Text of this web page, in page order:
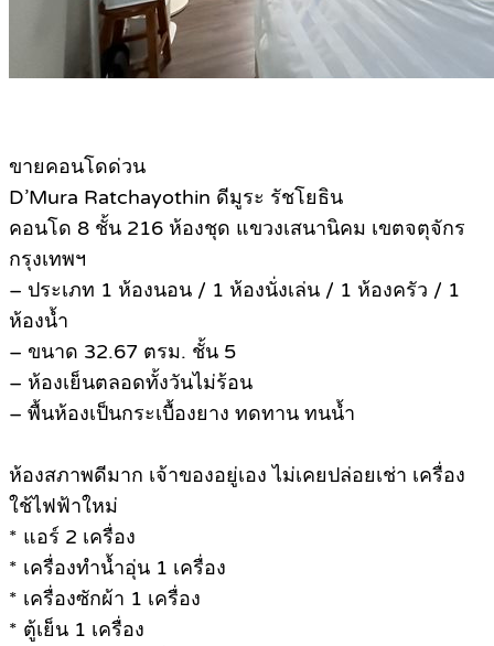
ขายคอนโดด่วน
D’Mura Ratchayothin ดีมูระ รัชโยธิน
คอนโด 8 ชั้น 216 ห้องชุด แขวงเสนานิคม เขตจตุจักร
กรุงเทพฯ
– ประเภท 1 ห้องนอน / 1 ห้องนั่งเล่น / 1 ห้องครัว / 1
ห้องน้ำ
– ขนาด 32.67 ตรม. ชั้น 5
– ห้องเย็นตลอดทั้งวันไม่ร้อน
– พื้นห้องเป็นกระเบื้องยาง ทดทาน ทนน้ำ
ห้องสภาพดีมาก เจ้าของอยู่เอง ไม่เคยปล่อยเช่า เครื่อง
ใช้ไฟฟ้าใหม่
* แอร์ 2 เครื่อง
* เครื่องทำน้ำอุ่น 1 เครื่อง
* เครื่องซักผ้า 1 เครื่อง
* ตู้เย็น 1 เครื่อง